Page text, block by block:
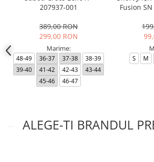
207937-001
389,00 RON
299,00 RON
Marime:
48-49 36-37 37-38
38-39
39-40
41-42 42-43
43-44
45-46
46-47
Fusion
S M
ALEGE-TI BRANDUL